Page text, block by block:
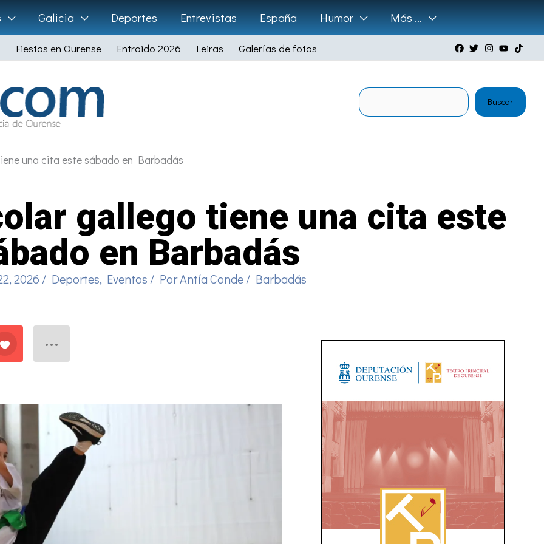
Galicia Deportes Entrevistas España Humor Más …
Fiestas en Ourense Entroido 2026 Leiras Galerías de fotos
Buscar
una cita este sábado en Barbadás
gallego tiene una cita este
en Barbadás
2026 / Deportes, Eventos / PorAntía Conde/ Barbadás